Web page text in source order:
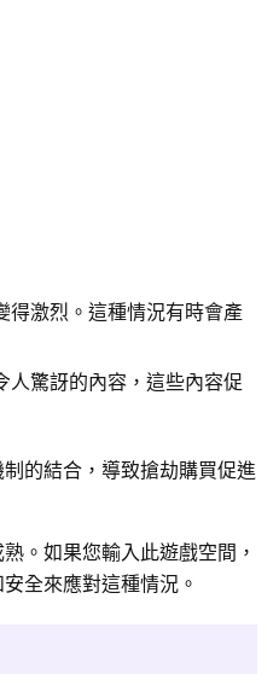
得激烈。這種情況有時會產
人驚訝的內容，這些內容促
的結合，導致搶劫購買促進
。如果您輸入此遊戲空間，
全來應對這種情況。